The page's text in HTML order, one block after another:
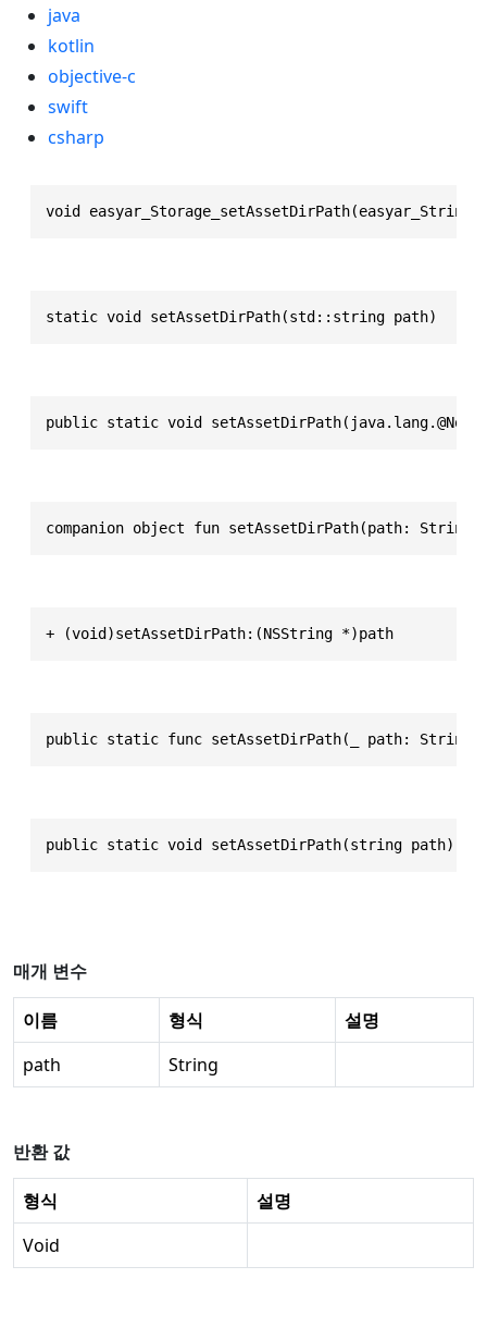
java
kotlin
objective-c
swift
csharp
void easyar_Storage_setAssetDirPath(easyar_String
static void setAssetDirPath(std::string path)
public static void
companion object fun setAssetDirPath(path:
+ (void)setAssetDirPath:(NSString *)path
public static func setAssetDirPath(_ path: String)
public static void setAssetDirPath(string path)
매개 변수
이름 형식
설명
path
String
반환 값
형식
설명
Void